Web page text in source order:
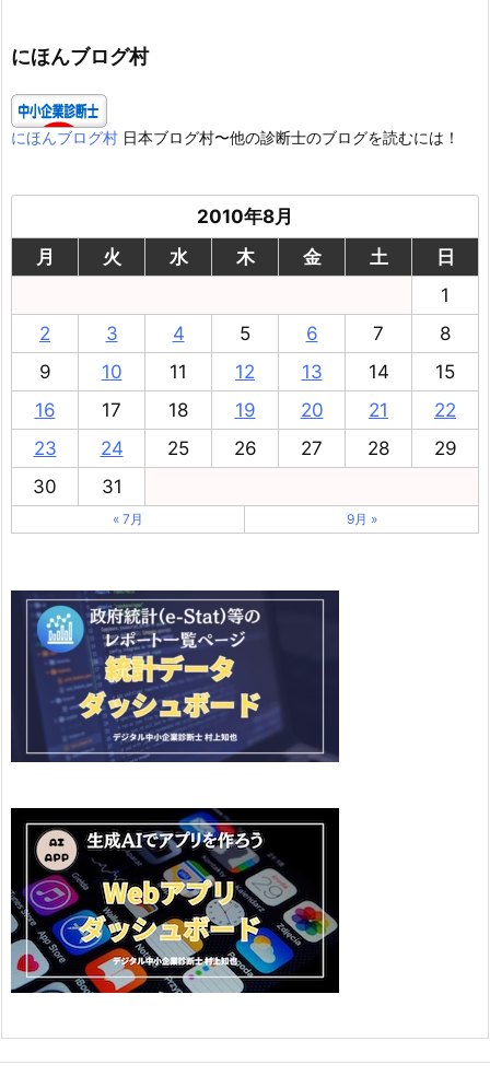
ー
にほんブログ村
にほんブログ村 日本ブログ村〜他の診断士のブログを読むには！
2010年8月
月
火 水 木 金 土
日
1
2
3 4 5 6 7
8
9
10 11 12 13 14
15
16
17 18 19 20 21
22
23
24 25 26 27 28
29
30
31
« 7月 9月 »